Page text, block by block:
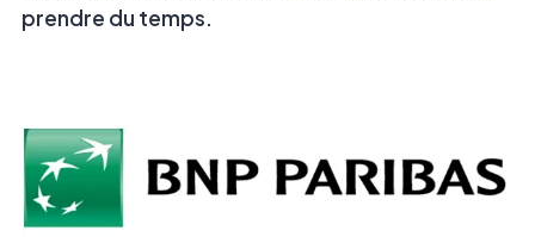
prendre du temps.